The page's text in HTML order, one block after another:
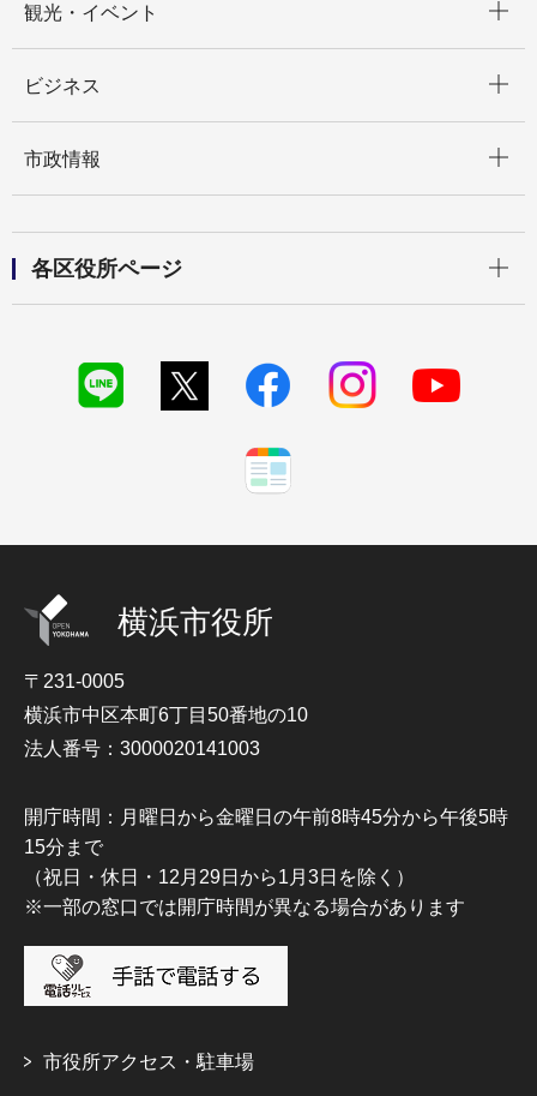
観光・イベント
ビジネス
市政情報
各区役所ページ
横浜市役所
〒231-0005
横浜市中区本町6丁目50番地の10
法人番号：3000020141003
開庁時間：月曜日から金曜日の午前8時45分から午後5時
15分まで
（祝日・休日・12月29日から1月3日を除く）
※一部の窓口では開庁時間が異なる場合があります
市役所アクセス・駐車場